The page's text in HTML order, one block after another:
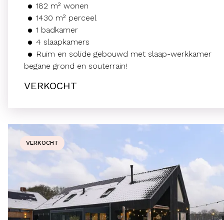
182 m² wonen
1430 m² perceel
1 badkamer
4 slaapkamers
Ruim en solide gebouwd met slaap-werkkamer
begane grond en souterrain!
VERKOCHT
VERKOCHT